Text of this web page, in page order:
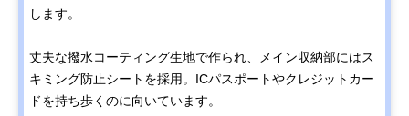
します。
丈夫な撥水コーティング生地で作られ、メイン収納部にはス
キミング防止シートを採用。ICパスポートやクレジットカー
ドを持ち歩くのに向いています。